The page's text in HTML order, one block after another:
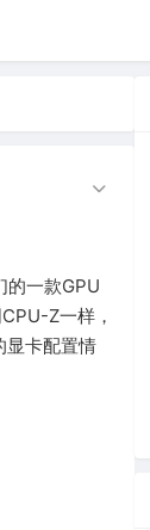
一款GPU
Z一样，
显卡配置情